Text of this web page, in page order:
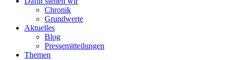
Chronik
Grundwerte
Aktuelles
Blog
Pressemitteilungen
Themen